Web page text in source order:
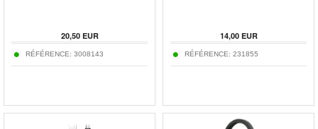
20,50EUR
RÉFÉRENCE: 3008143
14,00EUR
RÉFÉRENCE: 231855